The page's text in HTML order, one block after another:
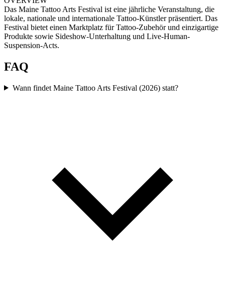
Das Maine Tattoo Arts Festival ist eine jährliche Veranstaltung, die
lokale, nationale und internationale Tattoo-Künstler präsentiert. Das
Festival bietet einen Marktplatz für Tattoo-Zubehör und einzigartige
Produkte sowie Sideshow-Unterhaltung und Live-Human-
Suspension-Acts.
FAQ
Wann findet Maine Tattoo Arts Festival (2026) statt?